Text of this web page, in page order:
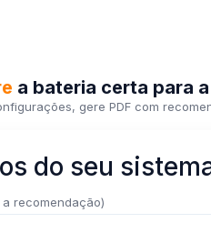
a bateria certa para
gere PDF com
do seu
recomendação)